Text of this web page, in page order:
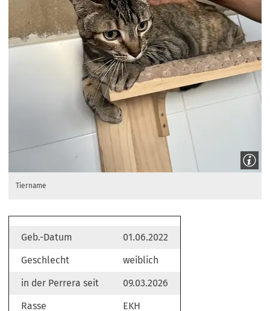
Tiername
Geb.-Datum
01.06.2022
Geschlecht
weiblich
in der Perrera seit
09.03.2026
Rasse
EKH